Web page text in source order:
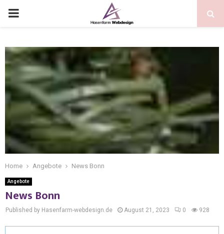
Home Angebote News Bonn
Angebote
News Bonn
Published by Hasenfarm-webdesign.de August 21, 2023 0 928